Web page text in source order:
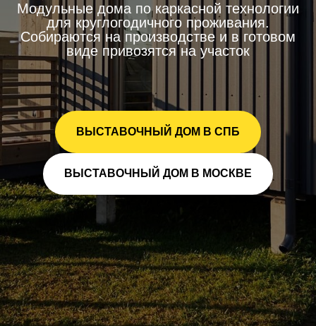
Модульные дома по каркасной технологии
для круглогодичного проживания.
Собираются на производстве и в готовом
виде привозятся на участок
ВЫСТАВОЧНЫЙ ДОМ В СПБ
ВЫСТАВОЧНЫЙ ДОМ В МОСКВЕ